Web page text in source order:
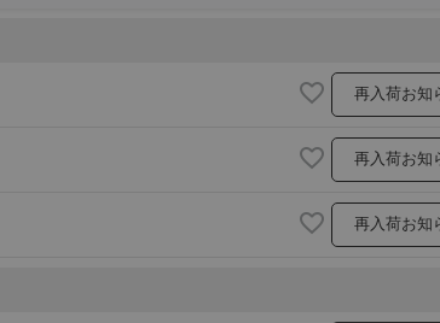
再入荷お知
再入荷お知
再入荷お知